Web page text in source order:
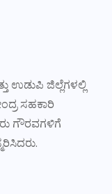
ಉಡುಪಿ ಜಿಲ್ಲೆಗಳಲ್ಲಿ
ಸಹಕಾರಿ
ಗೌರವಗಳಿಗೆ